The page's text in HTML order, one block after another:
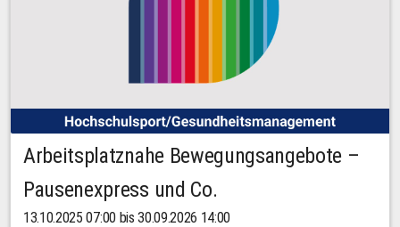
Arbeitsplatznahe Bewegungsangebote –
Pausenexpress und Co.
13.10.2025 07:00 bis 30.09.2026 14:00